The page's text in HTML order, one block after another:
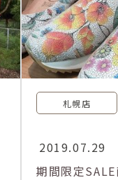
札幌店
2019.07.29
期間限定SALE